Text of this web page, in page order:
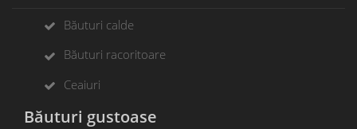
Băuturi calde
Băuturi racoritoare
Ceaiuri
Băuturi gustoase